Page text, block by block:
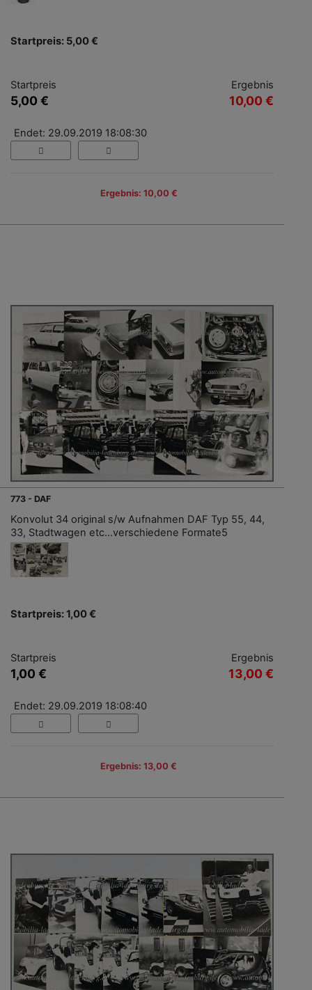
Startpreis: 5,00 €
Startpreis
5,00 €
Ergebnis
10,00 €
Endet: 29.09.2019 18:08:30
Ergebnis: 10,00 €
773 - DAF
Konvolut 34 original s/w Aufnahmen DAF Typ 55, 44,
33, Stadtwagen etc...verschiedene Formate5
Startpreis: 1,00 €
Startpreis
1,00 €
Ergebnis
13,00 €
Endet: 29.09.2019 18:08:40
Ergebnis: 13,00 €